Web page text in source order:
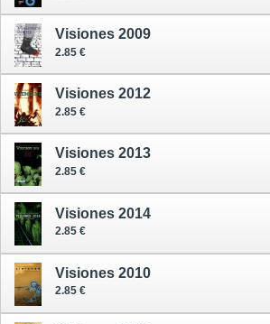
Visiones 2009
2.85 €
Visiones 2012
2.85 €
Visiones 2013
2.85 €
Visiones 2014
2.85 €
Visiones 2010
2.85 €